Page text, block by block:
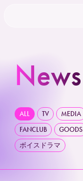
TOP
SCHEDULE
News
ALL TV MEDIA
FANCLUB
GOODS
ボイスドラマ